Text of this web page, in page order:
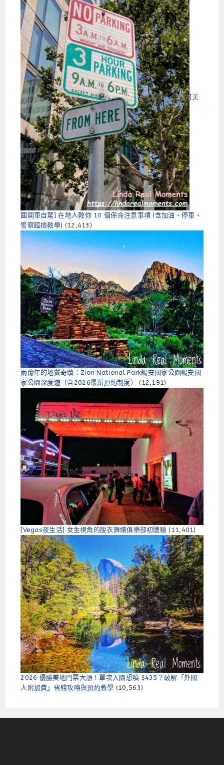
[美
國開車自駕] 在地人教你 10 個保命注意事項 (含加油、停車、
警察臨檢教學) (12,413)
兩億年的地質奇蹟：Zion National Park錫安國家公園錫安國
家公園深度遊（含2026最新預約制​​度）
(12,191)
[Vegas夜生活] 女生視角的脫衣舞孃俱樂部初體驗 (11,401)
2026 優勝美地門票大漲！單次入園恐噴 $435？破解「外國
人附加費」省錢攻略與預約教學 (10,563)